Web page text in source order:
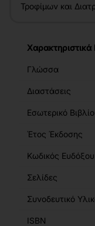
Τροφίμων και
Χαρακτηριστικά
Γλώσσα
Διαστάσεις
Εσωτερικό
Έτος Έκδοσης
Κωδικός Ευδόξου
Σελίδες
Συνοδευτικό
ISBN